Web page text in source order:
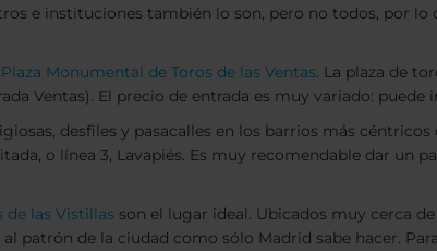
e instituciones también lo son, pero no todos, por lo
Plaza Monumental de Toros de las Ventas. La plaza de
Ventas). El precio de entrada es muy variado: puede
desfiles y pasacalles en los barrios más
o línea 3, Lavapiés. Es muy recomendable dar un
de las Vistillas son el lugar ideal. Ubicados muy cerca
patrón de la ciudad como sólo Madrid sabe hacer.